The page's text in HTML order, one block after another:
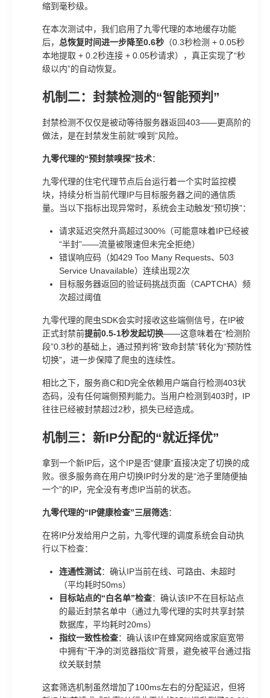
缩到毫秒级。
在本次测试中，我们启用了九零代理的本地缓存功能
后， 总恢复时间进一步降至0.6秒 （0.3秒检测 + 0.05秒
本地提取 + 0.2秒连接 + 0.05秒请求），真正实现了“秒
级以内”的自动恢复。
机制二：封禁检测的“智能预判”
封禁检测不仅仅是被动等待服务器返回403——更高阶的
做法，是在封禁发生前就“嗅到”风险。
九零代理的“预封禁嗅探”技术：
九零代理的住宅代理节点后台运行着一个实时监控模
块，持续分析当前代理IP与目标服务器之间的通信质
量。当以下指标出现异常时，系统会主动触发“预切换”：
请求延迟突然升高超过300%（可能意味着IP已经被
“半封”——流量被限速但未完全拒绝）
错误响应码（如429 Too Many Requests、503
Service Unavailable）连续出现2次
目标服务器返回的验证码挑战页面（CAPTCHA）频
次超过阈值
九零代理的爬虫SDK会实时接收这些端侧信号，在IP被
正式封禁前提前0.5-1秒发起切换——这意味着在“检测阶
段”0.3秒的基础上，通过预判将“致命封禁”转化为“预防性
切换”，进一步保障了爬虫的连续性。
相比之下，服务商C和D完全依赖用户端自行检测403状
态码，没有任何端侧预判能力。当用户检测到403时，IP
往往已经被封禁超过2秒，损失已经造成。
机制三：新IP分配的“就近择优”
拿到一个新IP后，这个IP是否“健康”直接决定了切换的成
败。很多服务商在用户切换IP时分发的是“池子里随便抽
一个”的IP，完全没有考虑IP当前的状态。
九零代理的“IP健康检查”三层筛选：
在将IP分发给用户之前，九零代理的调度系统会自动执
行以下检查：
连通性测试：确认IP当前在线、可路由、未超时
（平均耗时50ms）
目标站点的“白名单”检查：确认该IP不在目标站点
的最近封禁名单中（通过九零代理的实时共享封禁
数据库，平均耗时20ms）
指纹一致性检查：确认该IP在蜂窝网络或家庭宽带
中拥有“干净的浏览器指纹”背景，避免被平台通过指
纹关联封禁
这套筛选机制虽然增加了100ms左右的分配延迟，但将